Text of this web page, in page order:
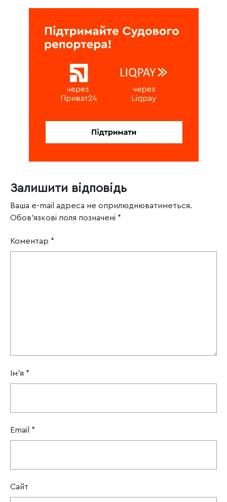
Залишити відповідь
Ваша e-mail адреса не оприлюднюватиметься.
Обов’язкові поля позначені *
Коментар *
Ім'я *
Email *
Сайт